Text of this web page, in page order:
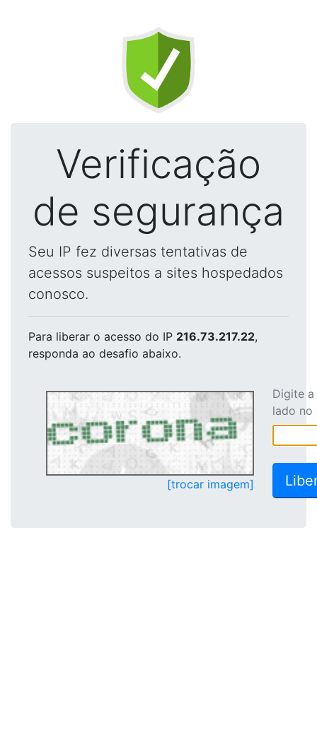
Verificação
de segurança
Seu IP fez diversas tentativas de
acessos suspeitos a sites hospedados
conosco.
Para liberar o acesso do IP 216.73.217.22,
responda ao desafio abaixo.
[trocar imagem]
Digite
lado no